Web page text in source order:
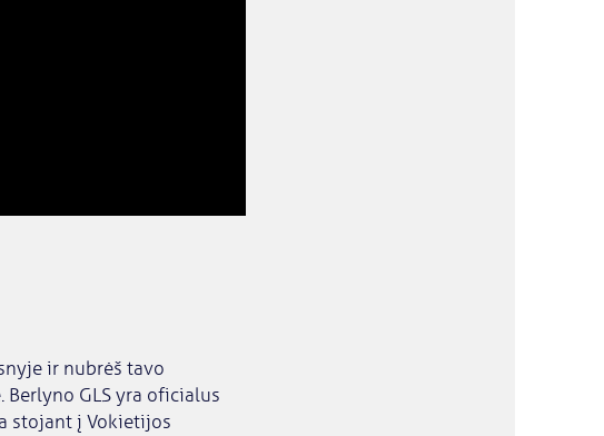
ir nubrėš tavo
GLS yra oficialus
stojant į Vokietijos